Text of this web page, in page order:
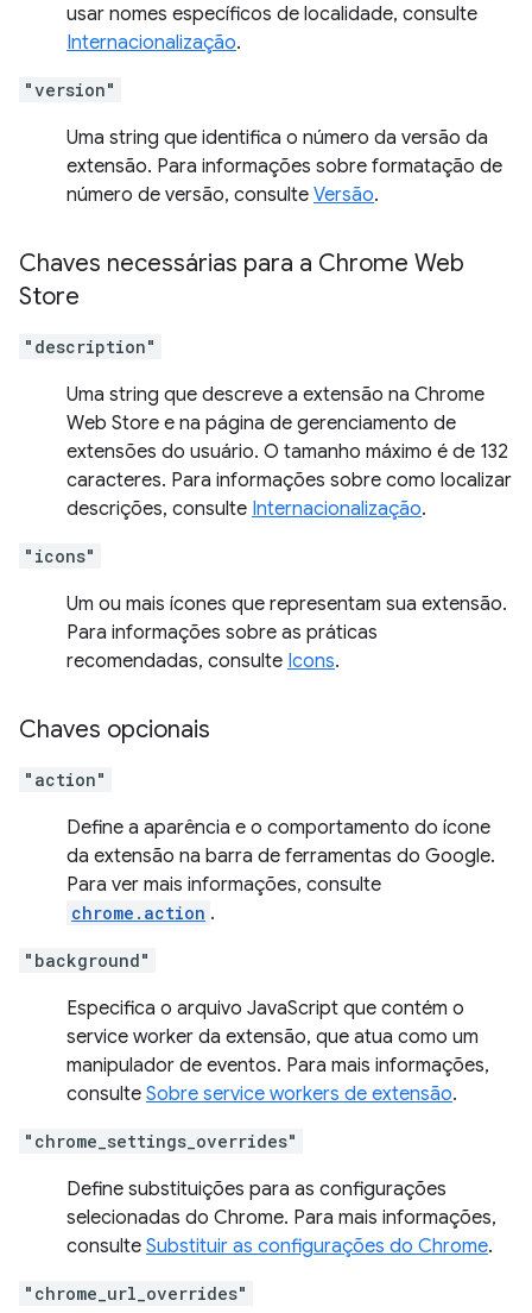
usar nomes específicos de localidade, consulte
Internacionalização.
"version"
Uma string que identifica o número da versão da
extensão. Para informações sobre formatação de
número de versão, consulte Versão.
Chaves necessárias para a Chrome Web
Store
"description"
Uma string que descreve a extensão na Chrome
Web Store e na página de gerenciamento de
extensões do usuário. O tamanho máximo é de 132
caracteres. Para informações sobre como localizar
descrições, consulte Internacionalização.
"icons"
Um ou mais ícones que representam sua extensão.
Para informações sobre as práticas
recomendadas, consulte Icons.
Chaves opcionais
"action"
Define a aparência e o comportamento do ícone
da extensão na barra de ferramentas do Google.
Para ver mais informações, consulte
chrome.action .
"background"
Especifica o arquivo JavaScript que contém o
service worker da extensão, que atua como um
manipulador de eventos. Para mais informações,
consulte Sobre service workers de extensão.
"chrome_settings_overrides"
Define substituições para as configurações
selecionadas do Chrome. Para mais informações,
consulte Substituir as configurações do Chrome.
"chrome_url_overrides"